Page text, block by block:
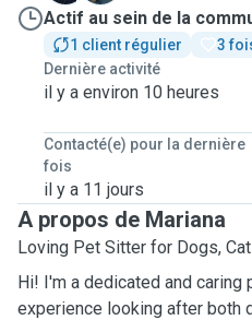
Actif au sein de la
1 client régulier
3
Dernière activité
il y a environ 10 heures
Contacté(e) pour la dernière
fois
il y a 11 jours
A propos de Mariana
Loving Pet Sitter for Dogs,
Hi! I'm a dedicated and
experience looking after both